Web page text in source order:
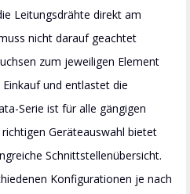
Leitungsdrähte direkt am
nicht darauf geachtet
zum jeweiligen Element
und entlastet die
Serie ist für alle gängigen
Geräteauswahl bietet
Schnittstellenübersicht.
Konfigurationen je nach